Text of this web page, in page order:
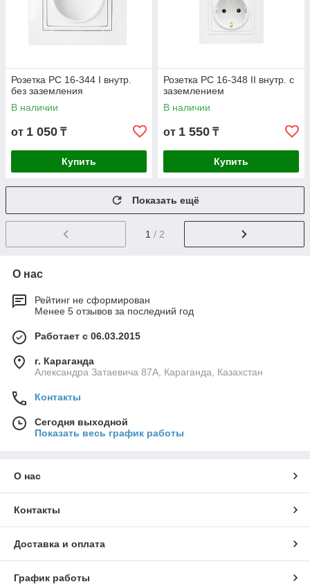
Розетка РС 16-344 I внутр.
без заземления
В наличии
от 1 050 ₸
Купить
Розетка РС 16-348 II внутр. с
заземлением
В наличии
от 1 550 ₸
Купить
Показать ещё
1 / 2
О нас
Рейтинг не сформирован
Менее 5 отзывов за последний год
Работает с 06.03.2015
г. Караганда
Александра Затаевича 87А, Караганда, Казахстан
Контакты
Сегодня выходной
Показать весь график работы
О нас
Контакты
Доставка и оплата
График работы